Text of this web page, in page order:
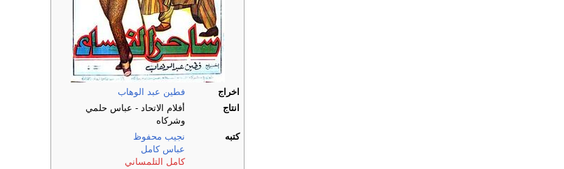
اخراج
فطين عبد الوهاب
انتاج
أفلام الاتحاد - عباس حلمي
وشركاه
كتبه
نجيب محفوظ
عباس كامل
كامل التلمساني